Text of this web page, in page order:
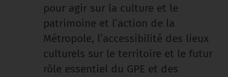
pour agir sur la culture et le
patrimoine et l’action de la
Métropole, l’accessibilité des lieux
culturels sur le territoire et le futur
rôle essentiel du GPE et des